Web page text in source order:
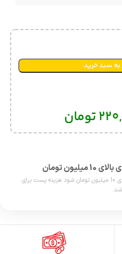
سبد خرید
تومان
تومان
چنان چه جمع صورت حساب شما بالای 10 میلیون تومان شود هزینه پست برای